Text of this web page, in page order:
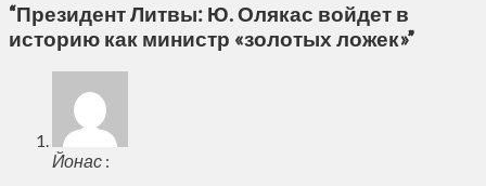
“Президент Литвы: Ю. Олякас войдет в
историю как министр «золотых ложек»”
Йонас :